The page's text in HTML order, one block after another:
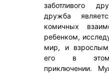
заботливого
дружба
комичных
ребенком,
мир, и
его в этом
приключении.